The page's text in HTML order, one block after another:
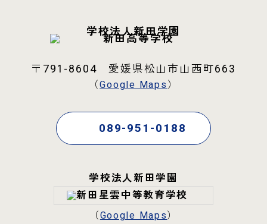
学校法人新田学園
〒791-8604 愛媛県松山市山西町663
（Google Maps）
089-951-0188
学校法人新田学園
（Google Maps）